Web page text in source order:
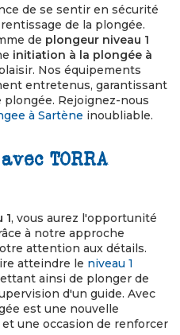
de se sentir en sécurité
de la plongée.
de plongeur niveau 1
initiation à la plongée à
Nos équipements
entretenus, garantissant
Rejoignez-nous
à Sartène inoubliable.
TORRA
1, vous aurez l'opportunité
à notre approche
attention aux détails.
atteindre le niveau 1
ainsi de plonger de
d'un guide. Avec
est une nouvelle
une occasion de renforcer